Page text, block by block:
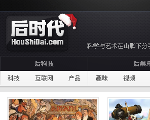
科技 互联网 产品 趣味 视频